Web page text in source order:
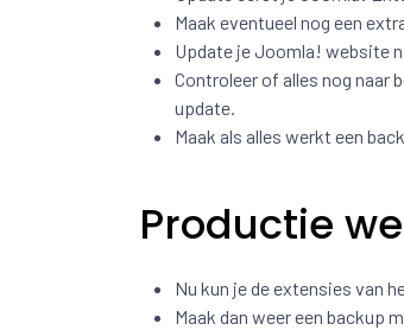
Maak eventueel nog een
Update je Joomla! website
Controleer of alles nog naar
update.
Maak als alles werkt een
Productie
Nu kun je de extensies van
Maak dan weer een backup